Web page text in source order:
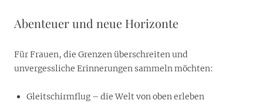
Abenteuer und neue Horizonte
Für Frauen, die Grenzen überschreiten und
unvergessliche Erinnerungen sammeln möchten:
Gleitschirmflug – die Welt von oben erleben